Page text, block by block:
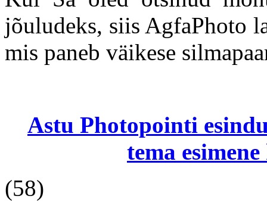
jõuludeks, siis AgfaPhoto
mis paneb väikese
Astu Photopointi
tema
(58)